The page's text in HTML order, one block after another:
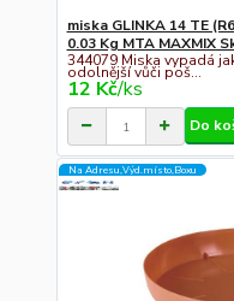
miska GLINKA 14 TE
0.03 Kg MTA MAXMIX
344079 Miska vypadá
odolnější vůči poš...
12 Kč/ks
Do
Na Adresu,Výd.místo,Boxu